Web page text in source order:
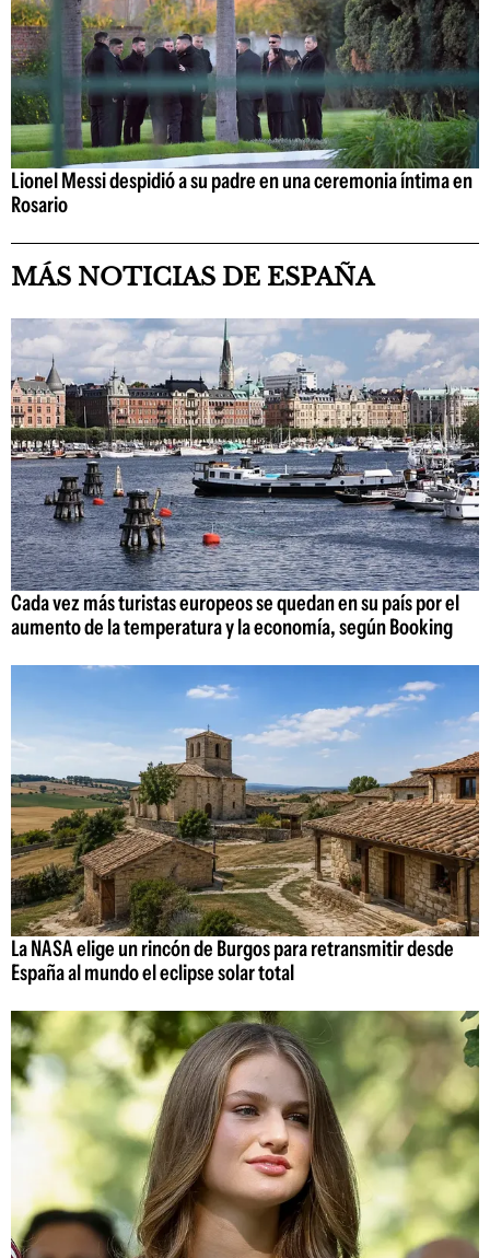
Lionel Messi despidió a su padre en una ceremonia íntima en
Rosario
MÁS NOTICIAS DE ESPAÑA
Cada vez más turistas europeos se quedan en su país por el
aumento de la temperatura y la economía, según Booking
La NASA elige un rincón de Burgos para retransmitir desde
España al mundo el eclipse solar total